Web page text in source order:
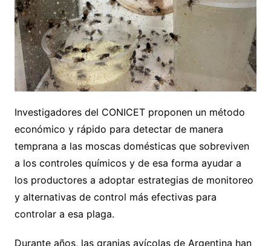
Investigadores del CONICET proponen un método
económico y rápido para detectar de manera
temprana a las moscas domésticas que sobreviven
a los controles químicos y de esa forma ayudar a
los productores a adoptar estrategias de monitoreo
y alternativas de control más efectivas para
controlar a esa plaga.
Durante años, las granjas avícolas de Argentina han